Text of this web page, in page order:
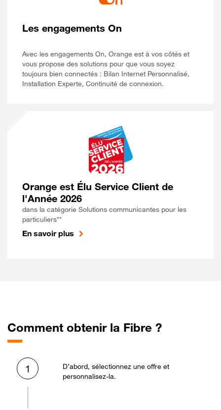
Les engagements On
Avec les engagements On, Orange est à vos côtés et
vous propose des solutions pour que vous soyez
toujours bien connectés : Bilan Internet Personnalisé,
Installation Experte, Continuité de connexion.
Orange est Élu Service Client de
l'Année 2026
dans la catégorie Solutions communicantes pour les
particuliers**
En savoir plus
Comment obtenir la Fibre ?
1
D’abord, sélectionnez une offre et
personnalisez-la.